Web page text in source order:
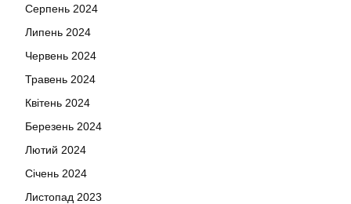
Серпень 2024
Липень 2024
Червень 2024
Травень 2024
Квітень 2024
Березень 2024
Лютий 2024
Січень 2024
Листопад 2023